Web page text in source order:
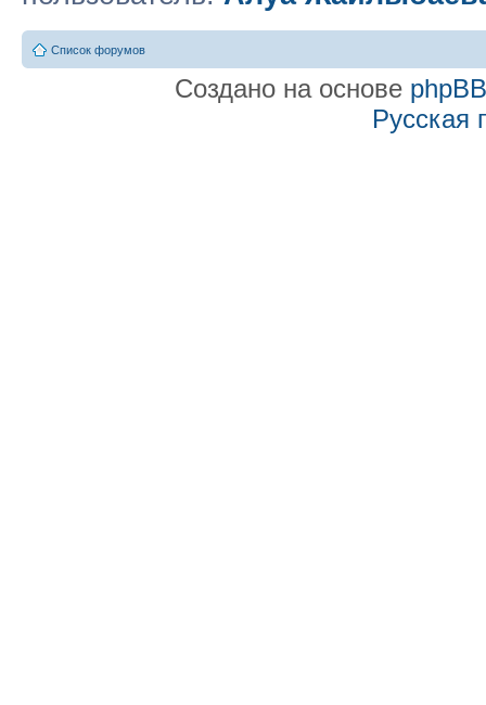
Список форумов
Создано на основе phpBB
Русская